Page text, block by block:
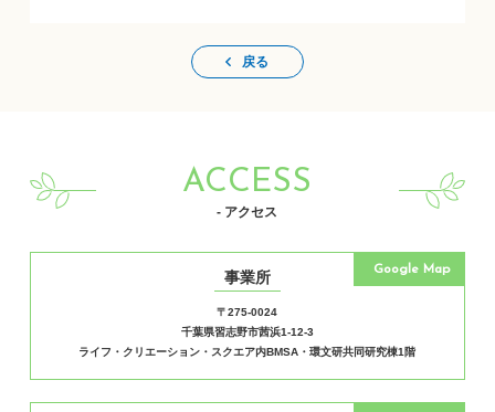
戻る
ACCESS
- アクセス
事業所
〒275-0024
千葉県習志野市茜浜1-12-3
ライフ・クリエーション・スクエア内BMSA・環文研共同研究棟1階
Google Map